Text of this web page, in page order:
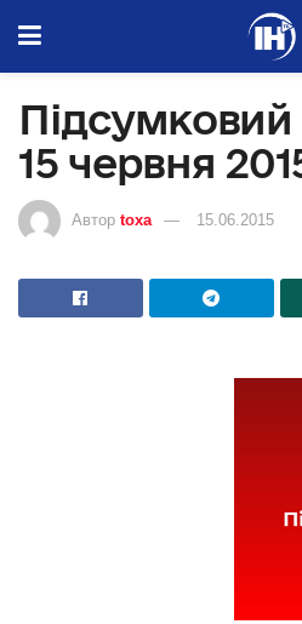
Підсумковий
15 червня
Автор toxa 15.06.2015